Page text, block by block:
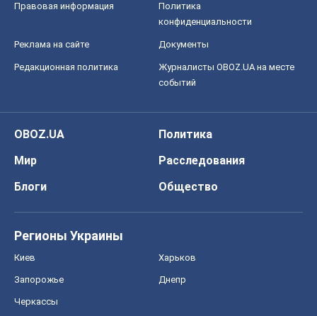
Правовая информация
Политика
конфиденциальности
Реклама на сайте Документы
Редакционная политика
Журналисты OBOZ.UA на месте
событий
OBOZ.UA
Политика
Мир
Расследования
Блоги
Общество
Регионы Украины
Киев Харьков
Запорожье Днепр
Черкассы